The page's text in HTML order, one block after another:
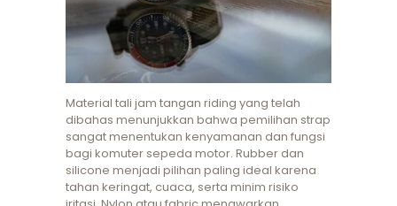
Material tali jam tangan riding yang telah
dibahas menunjukkan bahwa pemilihan strap
sangat menentukan kenyamanan dan fungsi
bagi komuter sepeda motor. Rubber dan
silicone menjadi pilihan paling ideal karena
tahan keringat, cuaca, serta minim risiko